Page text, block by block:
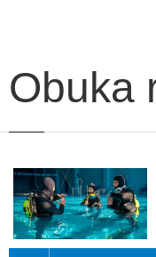
Obuka